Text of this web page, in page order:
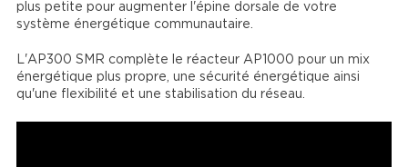
plus petite pour augmenter l'épine dorsale de votre
système énergétique communautaire.
L'AP300 SMR complète le réacteur AP1000 pour un mix
énergétique plus propre, une sécurité énergétique ainsi
qu'une flexibilité et une stabilisation du réseau.